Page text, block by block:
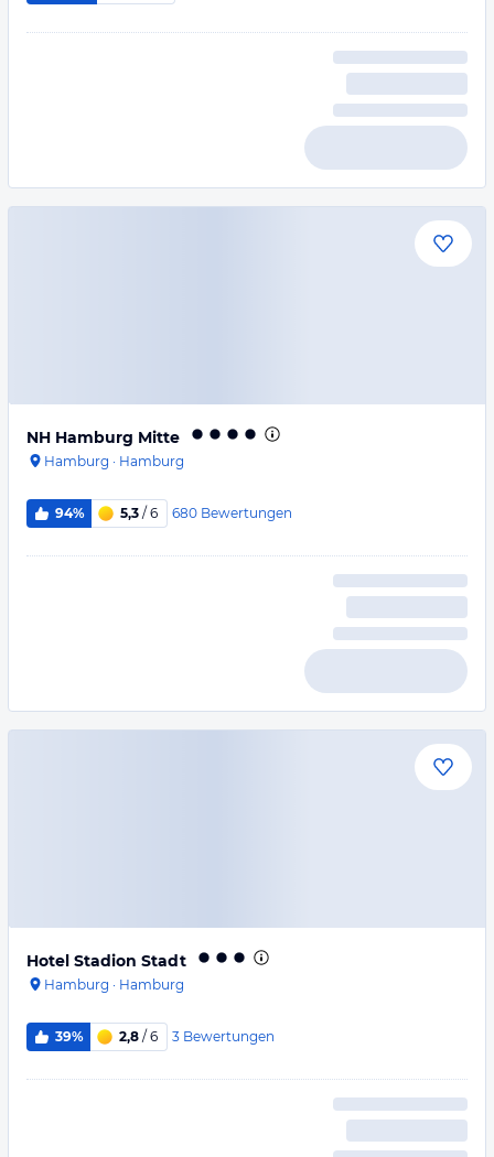
NH Hamburg Mitte
Hamburg · Hamburg
94% 5,3 / 6 680 Bewertungen
Hotel Stadion Stadt
Hamburg · Hamburg
39% 2,8 / 6 3 Bewertungen